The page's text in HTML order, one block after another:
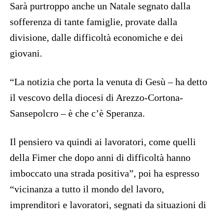
Sarà purtroppo anche un Natale segnato dalla
sofferenza di tante famiglie, provate dalla
divisione, dalle difficoltà economiche e dei
giovani.
“La notizia che porta la venuta di Gesù – ha detto
il vescovo della diocesi di Arezzo-Cortona-
Sansepolcro – è che c’è Speranza.
Il pensiero va quindi ai lavoratori, come quelli
della Fimer che dopo anni di difficoltà hanno
imboccato una strada positiva”, poi ha espresso
“vicinanza a tutto il mondo del lavoro,
imprenditori e lavoratori, segnati da situazioni di